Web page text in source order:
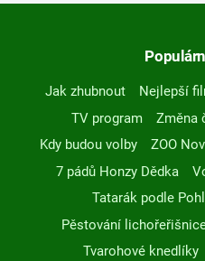
Jak zhubnout Nejlepší
TV program
Změna
Kdy budou volby
ZOO
7 pádů Honzy Dědka
Tatarák podle
Pěstování
Tvarohové knedlíky